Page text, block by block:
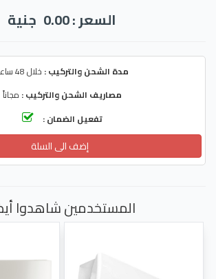
السعر : 0.00 جنية
مدة الشحن والتركيب : خلال 48 ساعة
مصاريف الشحن والتركيب : مجاناً
تفعيل الضمان :
إضف الى السلة
المستخدمين شاهدوا